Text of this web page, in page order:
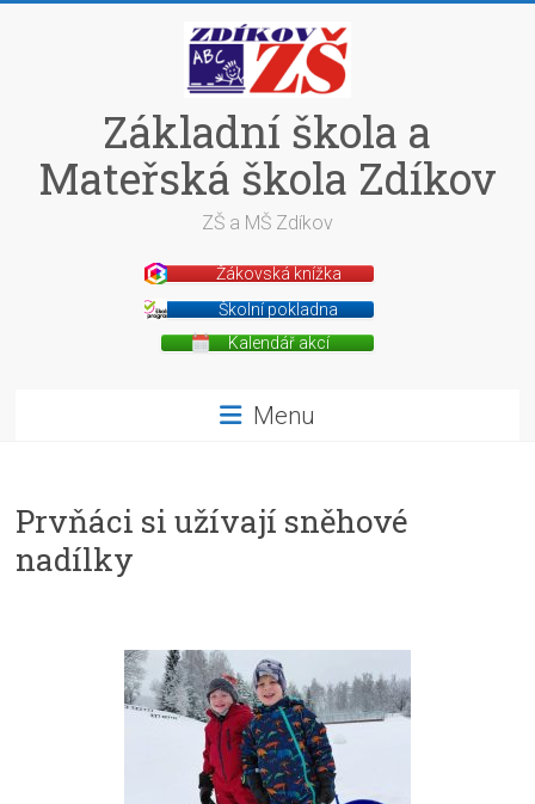
Základní škola a
Mateřská škola Zdíkov
ZŠ a MŠ Zdíkov
Žákovská knížka
Školní pokladna
Kalendář akcí
Menu
Prvňáci si užívají sněhové
nadílky